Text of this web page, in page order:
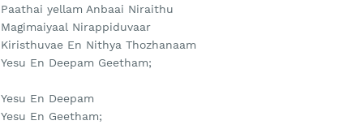
Paathai yellam Anbaai Niraithu
Magimaiyaal Nirappiduvaar
Kiristhuvae En Nithya Thozhanaam
Yesu En Deepam Geetham;
Yesu En Deepam
Yesu En Geetham;